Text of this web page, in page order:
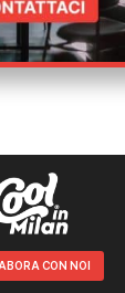
CON NOI